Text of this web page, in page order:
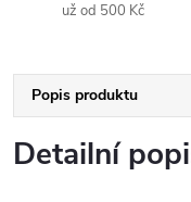
už od 500 Kč
Popis produktu
Detailní